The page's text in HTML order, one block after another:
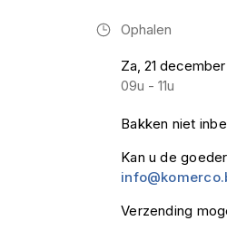
Ophalen
Za, 21
09u - 11u
Bakken niet
Kan u de
Verzending